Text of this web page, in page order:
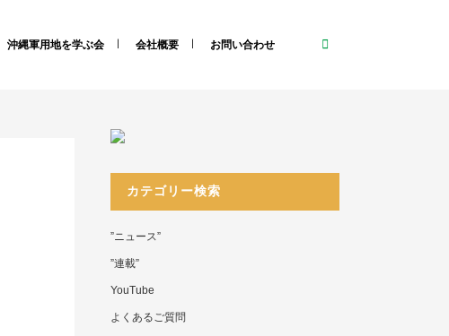
沖縄軍用地を学ぶ会 会社概要 お問い合わせ
カテゴリー検索
”ニュース”
”連載”
YouTube
よくあるご質問